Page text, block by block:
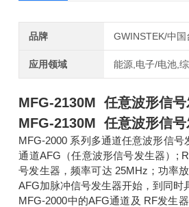
品牌 GWINSTEK/中国
应用领域 能源,电子/电池,
MFG-2130M 任意波形信号
MFG-2130M 任意波形信号
MFG-2000 系列多通道任意波形信
通道AFG（任意波形信号发生器）;
号发生器，频率可达 25MHz；功率
AFG加脉冲信号发生器开始，到同时
MFG-2000中的AFG通道及 RF发生